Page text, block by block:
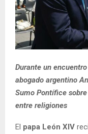
Durante un
abogado argentino
Sumo Pontífice
entre religiones
El papa León XIV